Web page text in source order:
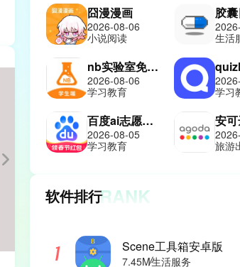
囧漫漫画
2026-08-06
小说阅读
生活
nb实验室免费版
2026-08-06
学习教育
学习
百度ai志愿报考助手
2026-08-05
学习教育
安
旅游
软件排行RANK
Scene工具箱安卓版
7.45M生活服务